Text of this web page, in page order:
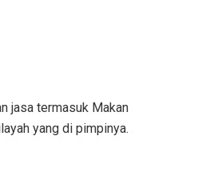
jasa termasuk Makan
yang di pimpinya.